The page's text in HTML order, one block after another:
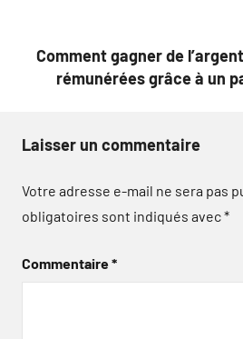
Comment gagner de
rémunérées grâce à un
Laisser un commentaire
Votre adresse e-mail ne sera pas
obligatoires sont indiqués avec*
Commentaire*